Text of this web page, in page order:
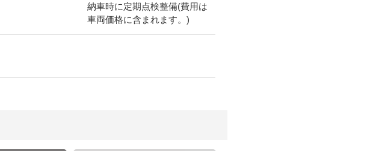
納車時に定期点検整備(費用は
車両価格に含まれます。)